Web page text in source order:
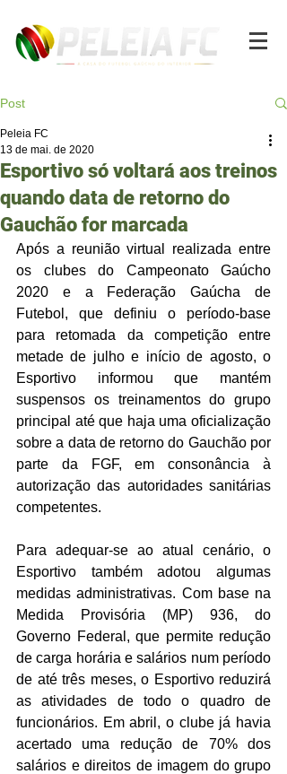
Post
Esportivo só voltará aos treinos
quando data de retorno do
Gauchão for marcada
Peleia FC
13 de mai. de 2020
Após a reunião virtual realizada entre
os clubes do Campeonato Gaúcho
2020 e a Federação Gaúcha de
Futebol, que definiu o período-base
para retomada da competição entre
metade de julho e início de agosto, o
Esportivo informou que mantém
suspensos os treinamentos do grupo
principal até que haja uma oficialização
sobre a data de retorno do Gauchão por
parte da FGF, em consonância à
autorização das autoridades sanitárias
competentes.
Para adequar-se ao atual cenário, o
Esportivo também adotou algumas
medidas administrativas. Com base na
Medida Provisória (MP) 936, do
Governo Federal, que permite redução
de carga horária e salários num período
de até três meses, o Esportivo reduzirá
as atividades de todo o quadro de
funcionários. Em abril, o clube já havia
acertado uma redução de 70% dos
salários e direitos de imagem do grupo